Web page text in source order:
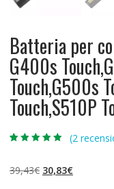
Batteria per
G400s
Touch,G500s
Touch,S510P
base di
recensioni
(2
39,43€ Il
30,83€Il